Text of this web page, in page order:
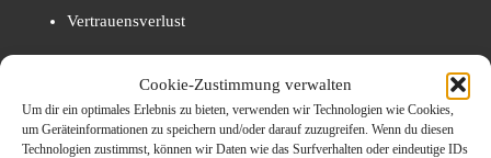
Cookie-Zustimmung verwalten
Um dir ein optimales Erlebnis zu bieten, verwenden wir Technologien wie Cookies,
um Geräteinformationen zu speichern und/oder darauf zuzugreifen. Wenn du diesen
Technologien zustimmst, können wir Daten wie das Surfverhalten oder eindeutige IDs
Vertrauensverlust
Spam-Wahrnehmung
Erfolgreiche PR arbeitet selektiv. Relevanz schlägt
Reichweite.